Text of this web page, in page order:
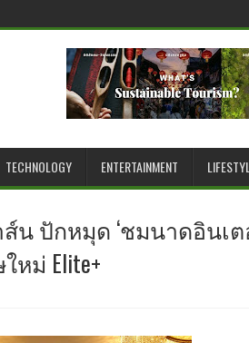
TECHNOLOGY ENTERTAINMENT
น ปักหมุด ‘ชมนาดอินเต
หม่ Elite+